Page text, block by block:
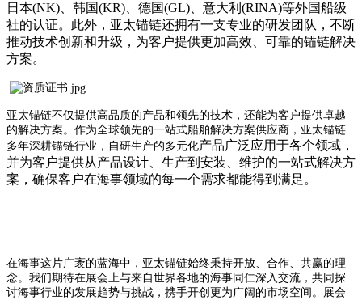
日本(NK)、韩国(KR)、德国(GL)、意大利 (RINA)等外国船级
社的认证。此外，亚太锚链还拥有一支专业的研发团队，不断
推动技术创新和升级，为客户提供更加高效、可靠的锚链解决
方案。
亚太锚链不仅提供高品质的产品和领先的技术，还能为客户提供卓越
的解决方案。作为全球领先的一站式船舶解决方案供应商， 亚太锚链
多年深耕锚链行业，自研生产的多元化产品广泛应用于各个领域，
并为客户提供从产品设计、生产到安装、维护的一站式解决方
案，确保客户在海事领域的每一个需求都能得到满足。
在海事这片广袤的蓝海中，亚太锚链始终秉持开放、合作、共赢的理
念。我们期待在展会上与来自世界各地的海事同仁深入交流，共同探
讨海事行业的发展趋势与挑战，携手开创更为广阔的市场空间。展会